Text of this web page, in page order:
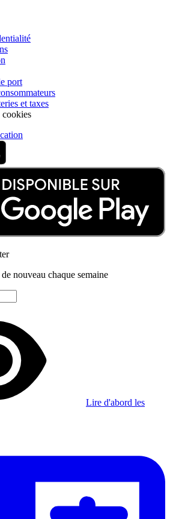
port
et taxes
cookies
nouveau chaque semaine
Lire d'abord les